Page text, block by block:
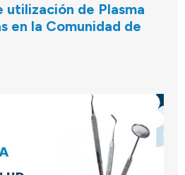
utilización de Plasma
en la Comunidad de